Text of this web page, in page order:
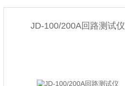
JD-100/200A回路测试仪